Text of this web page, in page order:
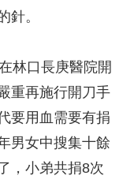
針。
口長庚醫院開
重再施行開刀手
要用血需要有捐
男女中搜集十餘
，小弟共捐8次